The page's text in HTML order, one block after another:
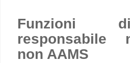
Funzioni
responsabile
non AAMS